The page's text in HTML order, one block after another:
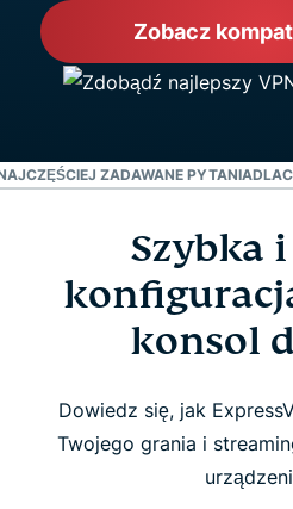
Zobacz
ZADAWANE PYTANIA
Szybka i łatwa konfiguracja
gier
Po co korzystać z
Najczęściej zadawane
Dlaczego warto wybrać
Szybka
konsol
Dowiedz się, jak
Twojego grania i